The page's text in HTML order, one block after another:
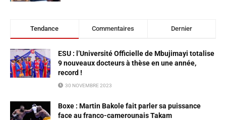
Tendance Commentaires Dernier
ESU : l’Université Officielle de Mbujimayi totalise
9 nouveaux docteurs à thèse en une année,
record !
30 NOVEMBRE 2023
Boxe : Martin Bakole fait parler sa puissance
face au franco-camerounais Takam